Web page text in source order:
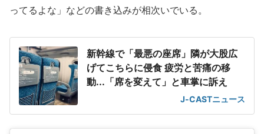
ってるよな」などの書き込みが相次いでいる。
新幹線で「最悪の座席」隣が大股広
げてこちらに侵食 疲労と苦痛の移
動...「席を変えて」と車掌に訴え
J-CASTニュース